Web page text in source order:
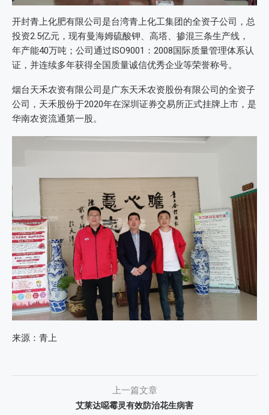
开封青上化肥有限公司是台湾青上化工集团的全资子公司，总
投资2.5亿元，现有曼海姆硫酸钾、高塔、掺混三条生产线，
年产能40万吨；公司通过ISO9001：2008国际质量管理体系认
证，并连续多年获得全国质量诚信优秀企业等荣誉称号。
烟台天禾农资有限公司是广东天禾农资股份有限公司的全资子
公司，天禾股份于2020年在深圳证券交易所正式挂牌上市，是
华南农资流通第一股。
来源：青上
上一篇文章
艾莱达噁霉灵有效防治花生病害